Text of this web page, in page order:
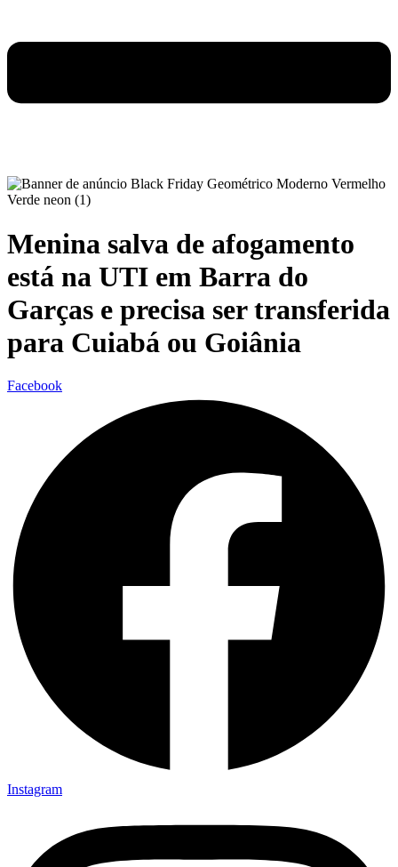
Menina salva de afogamento
está na UTI em Barra do
Garças e precisa ser transferida
para Cuiabá ou Goiânia
Facebook
Instagram